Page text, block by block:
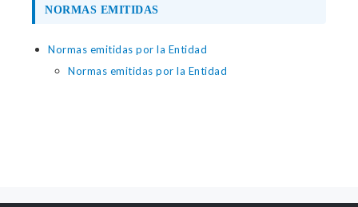
NORMAS EMITIDAS
Normas emitidas por la Entidad
Normas emitidas por la Entidad